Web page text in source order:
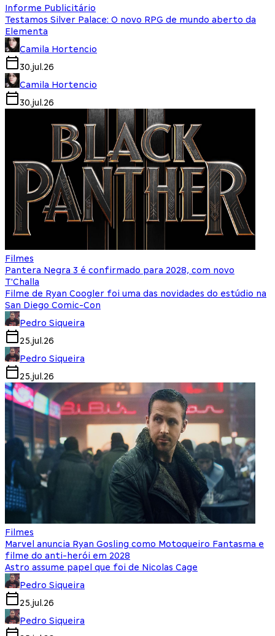
Informe Publicitário
Testamos Silver Palace: O novo RPG de mundo aberto da
Elementa
Camila Hortencio
30.jul.26
Camila Hortencio
30.jul.26
Filmes
Pantera Negra 3 é confirmado para 2028, com novo
T'Challa
Filme de Ryan Coogler foi uma das novidades do estúdio na
San Diego Comic-Con
Pedro Siqueira
25.jul.26
Pedro Siqueira
25.jul.26
Filmes
Marvel anuncia Ryan Gosling como Motoqueiro Fantasma e
filme do anti-herói em 2028
Astro assume papel que foi de Nicolas Cage
Pedro Siqueira
25.jul.26
Pedro Siqueira